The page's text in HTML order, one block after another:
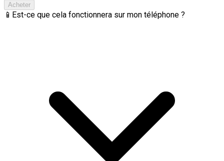
Acheter
📱 Est-ce que cela fonctionnera sur mon téléphone ?